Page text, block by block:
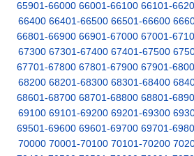
65901-66000 66001-66100 66101-
66400 66401-66500 66501-66600
66801-66900 66901-67000 67001-
67300 67301-67400 67401-67500
67701-67800 67801-67900 67901-
68200 68201-68300 68301-68400
68601-68700 68701-68800 68801-
69100 69101-69200 69201-69300
69501-69600 69601-69700 69701-
70000 70001-70100 70101-70200